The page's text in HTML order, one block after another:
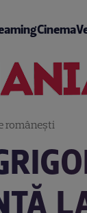
Cinema
româneşti